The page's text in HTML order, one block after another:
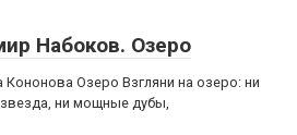
Набоков. Озеро
Озеро Взгляни на озеро: ни
ни мощные дубы,